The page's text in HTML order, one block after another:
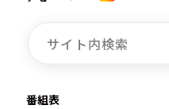
番組表